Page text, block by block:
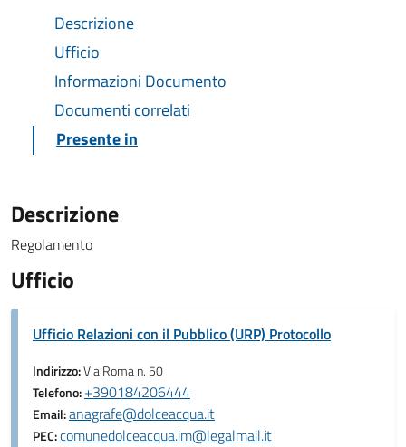
Descrizione
Ufficio
Informazioni Documento
Documenti correlati
Presente in
Descrizione
Regolamento
Ufficio
Ufficio Relazioni con il Pubblico (URP) Protocollo
Indirizzo:Via Roma n. 50
Telefono:+390184206444
Email:anagrafe@dolceacqua.it
PEC:comunedolceacqua.im@legalmail.it